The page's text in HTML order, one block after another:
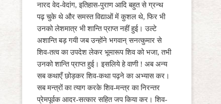
नारद वेद-वेदांग, इतिहास-पुराण आदि बहुत से ग्रन्थ
पढ़ चुके थे और समस्त विद्याओं में कुशल थे, फिर भी
उनको लेशमात्र भी शान्ति प्राप्त नहीं हुई। उल्टे
अशान्ति बड़ गयी जब उन्होंने भगवान् सनत्कुमार से
शिव-तत्व का उपदेश लेकर भूमारूप शिव को भजा, तभी
उनको शान्ति प्राप्त हुई। इसलिये हे वाणी ! अब अन्य
सब कथाएँ छोड़कर शिव-कथा पढ़ने का अभ्यास कर।
सब मन्त्रों का त्याग करके शिव-मन्त्र का निरन्तर
प्रेमपूर्वक आदर-सत्कार सहित जप किया कर। शिव-